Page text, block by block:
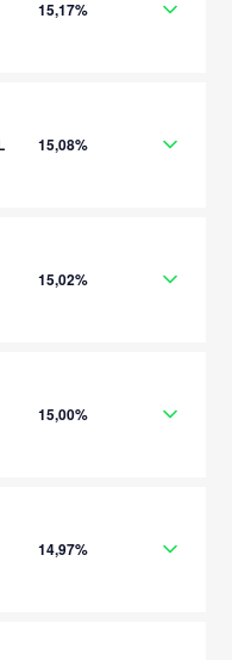
15,17%
15,08%
15,02%
15,00%
14,97%